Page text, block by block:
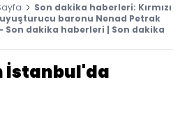
Son dakika haberleri: Kırmızı
baronu Nenad Petrak
Son dakika haberleri | Son dakika
İstanbul'da